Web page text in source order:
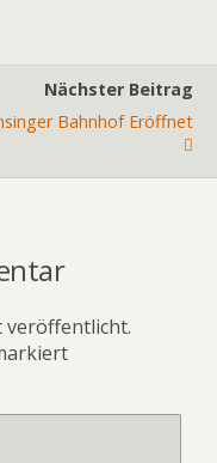
Nächster Beitrag
Bahnhof Eröffnet
veröffentlicht.